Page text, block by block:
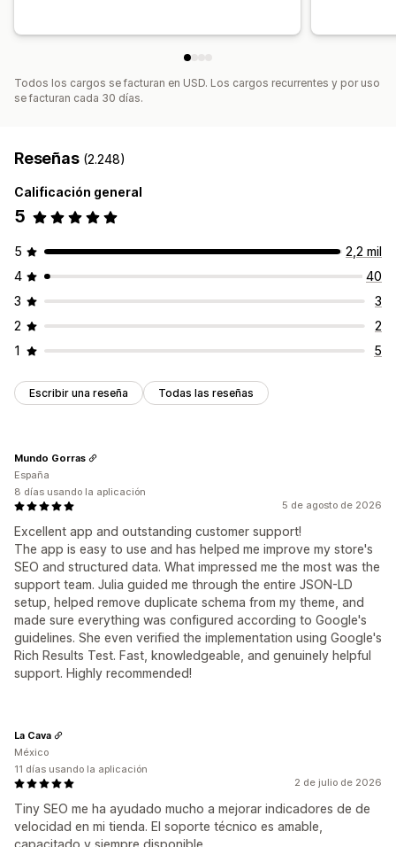
Análisis de contenido Seguimiento
Seguimiento de posicionamiento
Prueba
Todos los cargos se facturan en USD. Los cargos recurrentes y por uso
se facturan cada 30 días.
Reseñas (2.248)
Calificación general
5
5
2,2 mil
4
40
3
3
2
2
1
5
Escribir una reseña Todas las reseñas
5 de agosto de 2026
Excellent app and outstanding customer support!
The app is easy to use and has helped me improve my store's
SEO and structured data. What impressed me the most was the
support team. Julia guided me through the entire JSON-LD
setup, helped remove duplicate schema from my theme, and
made sure everything was configured according to Google's
guidelines. She even verified the implementation using Google's
Rich Results Test. Fast, knowledgeable, and genuinely helpful
support. Highly recommended!
Mundo Gorras
España
8 días usando la aplicación
2 de julio de 2026
Tiny SEO me ha ayudado mucho a mejorar indicadores de de
velocidad en mi tienda. El soporte técnico es amable,
La Cava
México
11 días usando la aplicación